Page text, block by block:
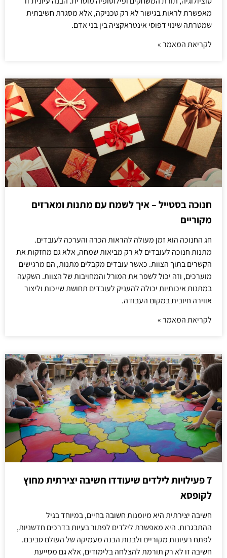
מאפשרת לראות בגישור לא רק טכניקה, אלא מסגרת חשיבתית
שמטרתה שינוי דפוסי אינטראקציה בין בני אדם.
לקריאת המאמר »
חנוכה בסטייל – איך לשמח עם מתנות ומארזים
מקוריים
חג החנוכה הוא זמן מעולה להראות הכרה והערכה לעובדים.
מתנות חנוכה לעובדים לא רק מביאות שמחה, אלא גם מחזקות את
הקשרים בתוך הצוות. כאשר עובדים מקבלים מתנות, הם מרגישים
מוערכים, וזה יכול לשפר את המורל והמחויבות של הצוות. השקעה
במתנות איכותיות יכולה להעניק לעובדים תחושת שייכות וליצור
אווירה חיובית במקום העבודה.
לקריאת המאמר »
7 פעילויות לילדים שיעודדו חשיבה יצירתית מחוץ
לקופסא
חשיבה יצירתית היא מיומנות חשובה בחיים, במיוחד בגיל
ההתבגרות. היא מאפשרת לילדים לפתור בעיות בדרכים חדשניות,
לפתח רעיונות מקוריים ולבנות הבנה מעמיקה של העולם סביבם.
חשיבה זו לא רק תורמת להצלחה בלימודים, אלא גם מסייעת